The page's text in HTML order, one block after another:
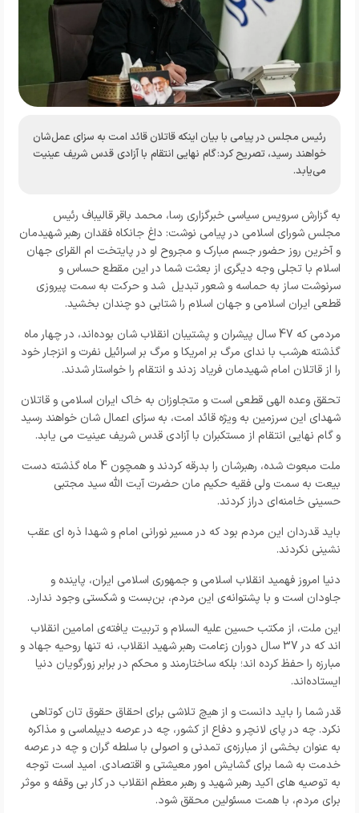
رئیس مجلس در پیامی با بیان اینکه قاتلان قائد امت به سزای عمل‌شان
خواهند رسید، تصریح کرد: گام نهایی انتقام با آزادی قدس شریف عینیت
می‌یابد.
به گزارش سرویس سیاسی خبرگزاری رسا، محمد باقر قالیباف رئیس
مجلس شورای اسلامی در پیامی نوشت: داغ جانکاه فقدان رهبر شهیدمان
و آخرین روز حضور جسم مبارک و مجروح او در پایتخت ام القرای جهان
اسلام با تجلی وجه دیگری از بعثت شما در این مقطع حساس و
سرنوشت ساز به حماسه و شعور تبدیل شد و حرکت به سمت پیروزی
قطعی ایران اسلامی و جهان اسلام را شتابی دو چندان بخشید.
مردمی که 47 سال پیشران و پشتیبان انقلاب شان بوده‌اند، در چهار ماه
گذشته هرشب با ندای مرگ بر امریکا و مرگ بر اسرائیل نفرت و انزجار خود
را از قاتلان امام شهیدمان فریاد زدند و انتقام را خواستار شدند.
تحقق وعده الهی قطعی است و متجاوزان به خاک ایران اسلامی و قاتلان
شهدای این سرزمین به ویژه قائد امت، به سزای اعمال شان خواهند رسید
و گام نهایی انتقام از مستکبران با آزادی قدس شریف عینیت می یابد.
ملت مبعوث شده، رهبرشان را بدرقه کردند و همچون 4 ماه گذشته دست
بیعت به سمت ولی فقیه حکیم مان حضرت آیت الله سید مجتبی
حسینی خامنه‌ای دراز کردند.
باید قدردان این مردم بود که در مسیر نورانی امام و شهدا ذره ای عقب
نشینی نکردند.
دنیا امروز فهمید انقلاب اسلامی و جمهوری اسلامی ایران، پاینده و
جاودان است و با پشتوانه‌ی این مردم، بن‌بست و شکستی وجود ندارد.
این ملت، از مکتب حسین علیه السلام و تربیت یافته‌ی امامین انقلاب
اند که در 37 سال دوران زعامت رهبر شهید انقلاب، نه تنها روحیه جهاد و
مبارزه را حفظ کرده اند؛ بلکه ساختارمند و محکم در برابر زورگویان دنیا
ایستاده‌اند.
قدر شما را باید دانست و از هیچ تلاشی برای احقاق حقوق تان کوتاهی
نکرد. چه در پای لانچر و دفاع از کشور، چه در عرصه دیپلماسی و مذاکره
به عنوان بخشی از مبارزه‌ی تمدنی و اصولی با سلطه گران و چه در عرصه
خدمت به شما برای گشایش امور معیشتی و اقتصادی. امید است توجه
به توصیه های اکید رهبر شهید و رهبر معظم انقلاب در کار بی وقفه و موثر
برای مردم، با همت مسئولین محقق شود.